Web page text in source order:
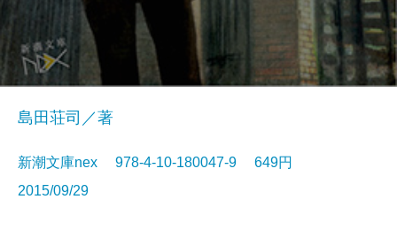
島田荘司／著
新潮文庫nex 978-4-10-180047-9 649円
2015/09/29